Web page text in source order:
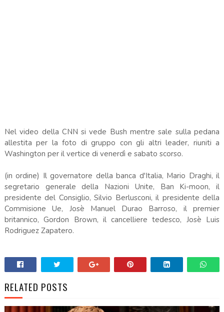
Nel video della CNN si vede Bush mentre sale sulla pedana
allestita per la foto di gruppo con gli altri leader, riuniti a
Washington per il vertice di venerdì e sabato scorso.
(in ordine) Il governatore della banca d'Italia, Mario Draghi, il
segretario generale della Nazioni Unite, Ban Ki-moon, il
presidente del Consiglio, Silvio Berlusconi, il presidente della
Commisione Ue, Josè Manuel Durao Barroso, il premier
britannico, Gordon Brown, il cancelliere tedesco, Josè Luis
Rodriguez Zapatero.
RELATED POSTS